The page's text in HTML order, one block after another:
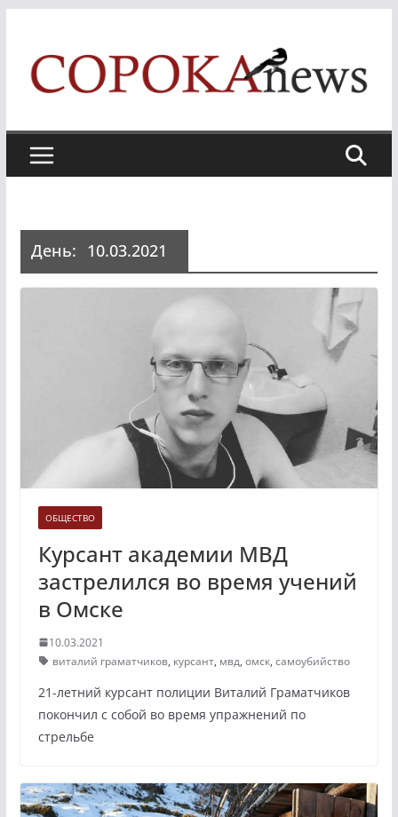
content
День: 10.03.2021
ОБЩЕСТВО
Курсант академии МВД
застрелился во время учений
в Омске
10.03.2021
виталий граматчиков, курсант, мвд, омск, самоубийство
21-летний курсант полиции Виталий Граматчиков
покончил с собой во время упражнений по
стрельбе